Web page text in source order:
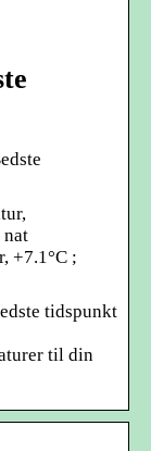
nat
+7.1°C ;
tidspunkt
til din